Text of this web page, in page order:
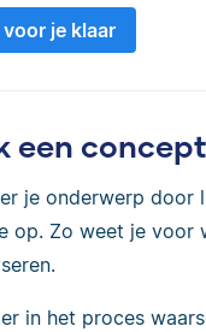
je klaar
een
je onderwerp door
op. Zo weet je voor
in het proces